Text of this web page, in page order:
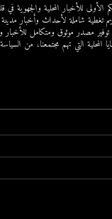
الأولى للأخبار المحلية والجهوية
شاملة لأحداث وأخبار
مصدر موثوق ومتكامل للأخبار
التي تهم مجتمعنا، من